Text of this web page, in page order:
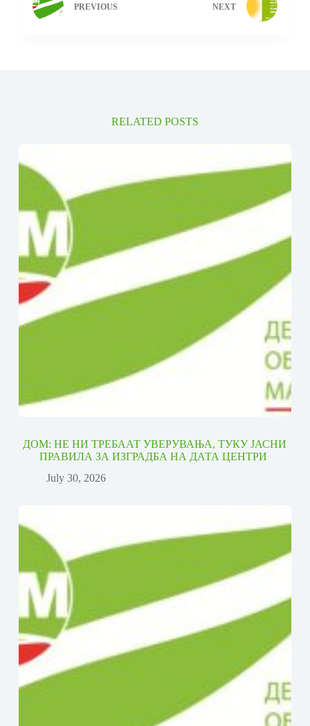
PREVIOUS NEXT
RELATED POSTS
ДОМ: НЕ НИ ТРЕБААТ УВЕРУВАЊА, ТУКУ ЈАСНИ
ПРАВИЛА ЗА ИЗГРАДБА НА ДАТА ЦЕНТРИ
July 30, 2026